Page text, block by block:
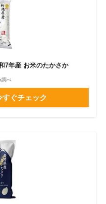
7年産 お米のたかさか
調べ
ぐチェック